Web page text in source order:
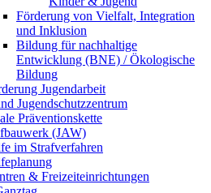
Förderung von Vielfalt, Integration
und Inklusion
Bildung für nachhaltige
Entwicklung (BNE) / Ökologische
Bildung
Jugendarbeit
Jugendschutzzentrum
Präventionskette
(JAW)
im Strafverfahren
& Freizeiteinrichtungen